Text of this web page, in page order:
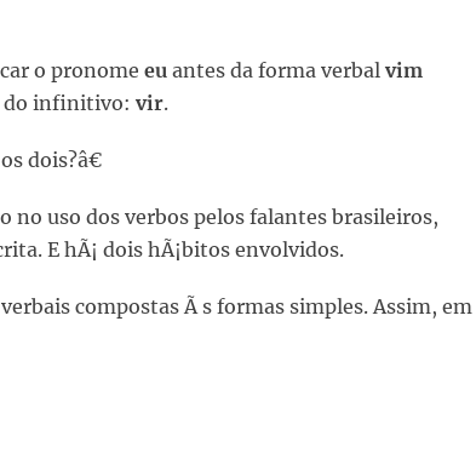
o pronome eu antes da forma verbal vim
do infinitivo: vir.
dois?â€
no uso dos verbos pelos falantes brasileiros,
E hÃ¡ dois hÃ¡bitos envolvidos.
compostas Ã s formas simples. Assim, em